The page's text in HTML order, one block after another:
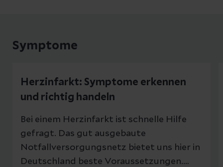
Symptome
Herzinfarkt: Symptome erkennen
und richtig handeln
Bei einem Herzinfarkt ist schnelle Hilfe
gefragt. Das gut ausgebaute
Notfallversorgungsnetz bietet uns hier in
Deutschland beste Voraussetzungen.